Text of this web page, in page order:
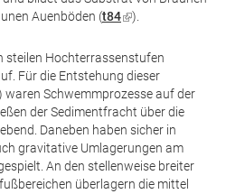
Auenböden (t84(Link
extern)
).
steilen Hochterrassenstufen
Für die Entstehung dieser
waren Schwemmprozesse auf der
der Sedimentfracht über die
Daneben haben sicher in
gravitative Umlagerungen am
An den stellenweise breiter
überlagern die mittel